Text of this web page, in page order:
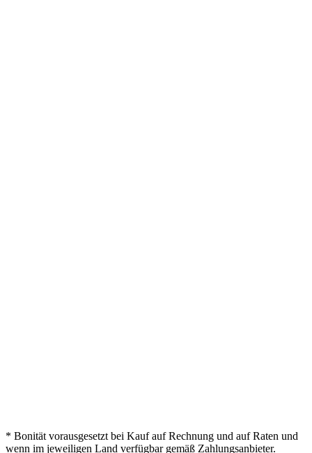
* Bonität vorausgesetzt bei Kauf auf Rechnung und auf Raten und
wenn im jeweiligen Land verfügbar gemäß Zahlungsanbieter.